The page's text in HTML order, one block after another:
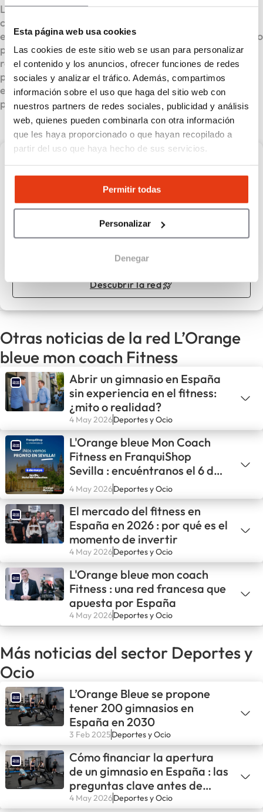
Esta página web usa cookies
Las cookies de este sitio web se usan para personalizar
el contenido y los anuncios, ofrecer funciones de redes
sociales y analizar el tráfico. Además, compartimos
información sobre el uso que haga del sitio web con
nuestros partners de redes sociales, publicidad y análisis
web, quienes pueden combinarla con otra información
que les haya proporcionado o que hayan recopilado a
partir del uso que haya hecho de sus servicios.
Permitir todas
Personalizar
Denegar
La reducción de la jornada laboral no es solo una
cuestión de tiempo; es una puerta abierta hacia un
estilo de vida más saludable y un mercado más dinámico
para las franquicias deportivas. La llave de este éxito
radica en la capacidad de adaptación y en la
profesionalización del sector. Aquellos que respondan a
estas nuevas necesidades estarán bien posicionados
para sobresalir en el futuro.
L’Orange bleue mon coach
L’Orange bleue mon coach Fitness,
Una buena razón para unirte a nosotros
100.000 €
Descubrir la red
Otras noticias de la red L’Orange
bleue mon coach Fitness
Abrir un gimnasio en España
sin experiencia en el fitness:
¿mito o realidad?
4 May 2026Deportes y Ocio
L'Orange bleue Mon Coach
Fitness en FranquiShop
Sevilla : encuéntranos el 6 de
mayo
4 May 2026Deportes y Ocio
El mercado del fitness en
España en 2026 : por qué es el
momento de invertir
4 May 2026Deportes y Ocio
L'Orange bleue mon coach
Fitness : una red francesa que
apuesta por España
4 May 2026Deportes y Ocio
Más noticias del sector Deportes y
Ocio
L’Orange Bleue se propone
tener 200 gimnasios en
España en 2030
3 Feb 2025Deportes y Ocio
Cómo financiar la apertura
de un gimnasio en España : las
preguntas clave antes de
lanzarse
4 May 2026Deportes y Ocio